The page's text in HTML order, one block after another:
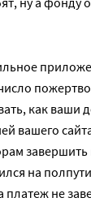
как ваши
вашего
на
платеж не